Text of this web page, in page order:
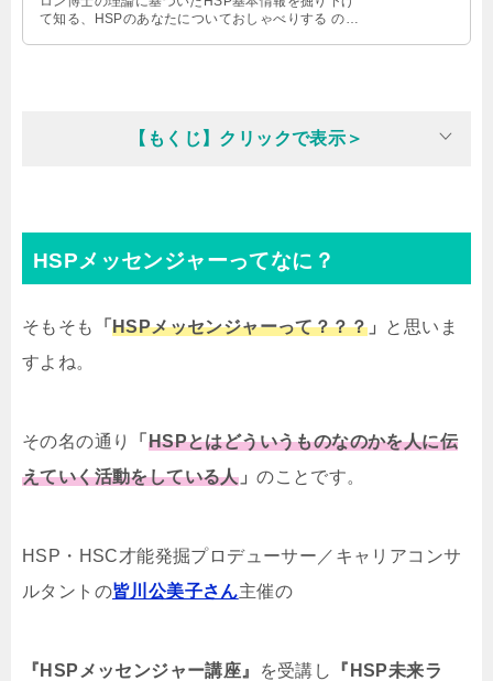
て知る、HSPのあなたについておしゃべりする の2
【もくじ】クリックで表示＞
HSPメッセンジャーってなに？
そもそも 「HSPメッセンジャーって？？？ 」 と思いま
すよね。
その名の通り 「 HSPとはどういうものなのかを人に伝
えていく活動をしている人」のことです。
HSP・HSC才能発掘プロデューサー／キャリアコンサ
ルタントの皆川公美子さん主催の
『HSPメッセンジャー講座』 を受講し
『HSP未来ラ